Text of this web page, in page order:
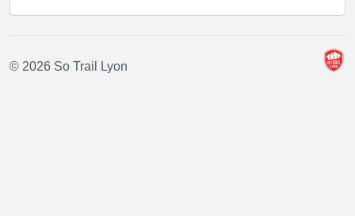
© 2026 So Trail Lyon